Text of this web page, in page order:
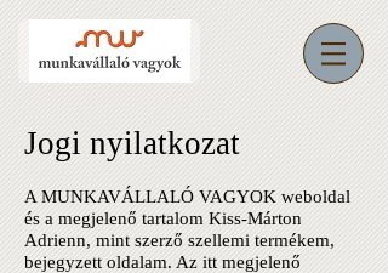
Jogi nyilatkozat
A MUNKAVÁLLALÓ VAGYOK weboldal
és a megjelenő tartalom Kiss-Márton
Adrienn, mint szerző szellemi termékem,
bejegyzett oldalam. Az itt megjelenő